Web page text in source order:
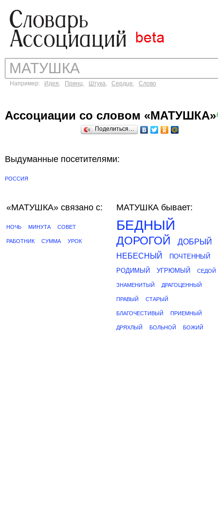
Например: Идея, Принц, Штука, Сердце, Слово
Ассоциации со словом «МАТУШКА»
Поделиться…
Выдуманные посетителями:
РОССИЯ
«МАТУШКА» связано с:
НОЧЬ МИНУТА СОВЕТ
РАБОТНИК СУММА УРОК
МАТУШКА бывает:
БЕДНЫЙ
ДОРОГОЙ
ДОБРЫЙ
НЕБЕСНЫЙ
ПОЧТЕННЫЙ
РОДИМЫЙ
УГРЮМЫЙ СЕДОЙ
ЗНАМЕНИТЫЙ ДРАГОЦЕННЫЙ
ПРАВЫЙ СТАРЫЙ
БЛАГОЧЕСТИВЫЙ ПРИЕМНЫЙ
ДРЯХЛЫЙ БОЛЬНОЙ БОЖИЙ